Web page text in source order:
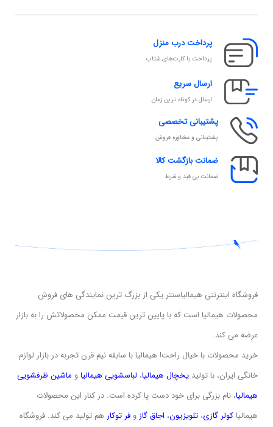
پرداخت درب منزل
پرداخت با کارت‌های شتاب
ارسال سریع
ارسال در کوتاه ترین زمان
پشتیبانی تخصصی
پشتیبانی و مشاوره فروش
ضمانت بازگشت کالا
ضمانت بی قید و شرط
فروشگاه اینترنتی هیمالیاسنتر یکی از بزرگ ترین نمایندگی های فروش
محصولات هیمالیا است که با پایین ترین قیمت ممکن محصولاتش را به بازار
عرضه می کند.
خرید محصولات با خیال راحت! هیمالیا با سابقه نیم قرن تجربه در بازار لوازم
خانگی ایران، با تولید یخچال هیمالیا، لباسشویی هیمالیاو ماشین ظرفشویی
هیمالیا، نام بزرگی برای خود دست پا کرده است. در کنار این محصولات
هیمالیاکولر گازی، تلویزیون، اجاق گاز و فر توکار هم تولید می کند. فروشگاه